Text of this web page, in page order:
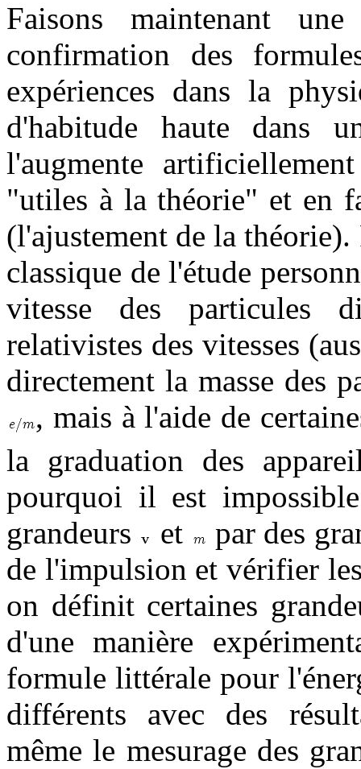
Faisons maintenant
confirmation des
expériences dans la
d'habitude haute dans
l'augmente
"utiles à la théorie" et en
(l'ajustement de la
classique de l'étude
vitesse des particules
relativistes des vitesses
directement la masse des
, mais à l'aide de
la graduation des
pourquoi il est
grandeurs
et
par des
de l'impulsion et vérifier
on définit certaines
d'une manière
formule littérale pour
différents avec des
même le mesurage des